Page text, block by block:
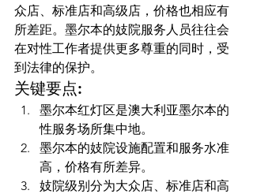
众店、标准店和高级店，价格也相应有
所差距。墨尔本的妓院服务人员往往会
在对性工作者提供更多尊重的同时，受
到法律的保护。
关键要点:
墨尔本红灯区是澳大利亚墨尔本的
性服务场所集中地。
墨尔本的妓院设施配置和服务水准
高，价格有所差异。
妓院级别分为大众店、标准店和高